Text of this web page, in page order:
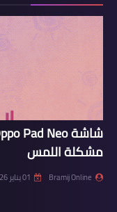
مشكلة اللمس
Bramij Online 01 يناير 2026